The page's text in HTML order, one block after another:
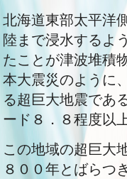
北海道東部太平洋
陸まで浸水するよ
たことが津波堆積
本大震災のように
る超巨大地震であ
ード８．８程度以
この地域の超巨大
８００年とばらつ